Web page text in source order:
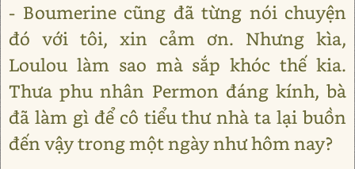
- Boumerine cũng đã từng nói chuyện
đó với tôi, xin cảm ơn. Nhưng kìa,
Loulou làm sao mà sắp khóc thế kia.
Thưa phu nhân Permon đáng kính, bà
đã làm gì để cô tiểu thư nhà ta lại buồn
đến vậy trong một ngày như hôm nay?